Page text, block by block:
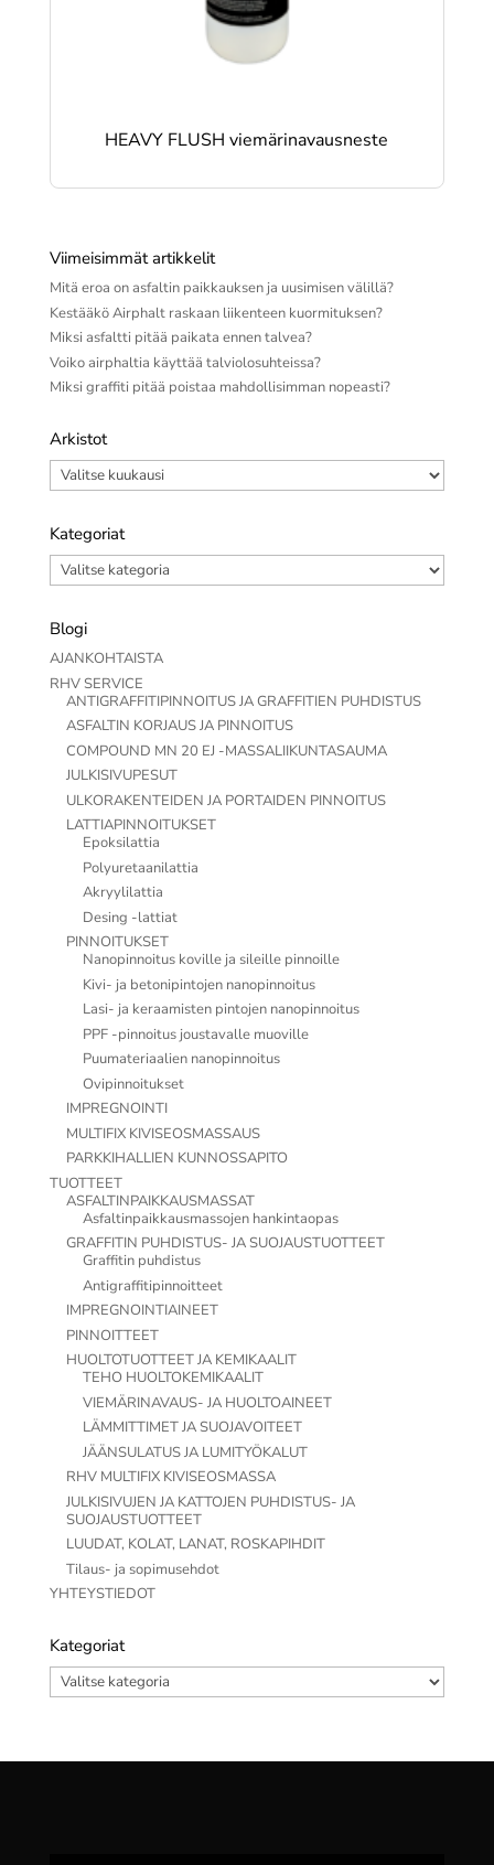
HEAVY FLUSH viemärinavausneste
Viimeisimmät artikkelit
Mitä eroa on asfaltin paikkauksen ja uusimisen välillä?
Kestääkö Airphalt raskaan liikenteen kuormituksen?
Miksi asfaltti pitää paikata ennen talvea?
Voiko airphaltia käyttää talviolosuhteissa?
Miksi graffiti pitää poistaa mahdollisimman nopeasti?
Arkistot
Arkistot
Kategoriat
Kategoriat
Blogi
AJANKOHTAISTA
RHV SERVICE
ANTIGRAFFITIPINNOITUS JA GRAFFITIEN PUHDISTUS
ASFALTIN KORJAUS JA PINNOITUS
COMPOUND MN 20 EJ -MASSALIIKUNTASAUMA
JULKISIVUPESUT
ULKORAKENTEIDEN JA PORTAIDEN PINNOITUS
LATTIAPINNOITUKSET
Epoksilattia
Polyuretaanilattia
Akryylilattia
Desing -lattiat
PINNOITUKSET
Nanopinnoitus koville ja sileille pinnoille
Kivi- ja betonipintojen nanopinnoitus
Lasi- ja keraamisten pintojen nanopinnoitus
PPF -pinnoitus joustavalle muoville
Puumateriaalien nanopinnoitus
Ovipinnoitukset
IMPREGNOINTI
MULTIFIX KIVISEOSMASSAUS
PARKKIHALLIEN KUNNOSSAPITO
TUOTTEET
ASFALTINPAIKKAUSMASSAT
Asfaltinpaikkausmassojen hankintaopas
GRAFFITIN PUHDISTUS- JA SUOJAUSTUOTTEET
Graffitin puhdistus
Antigraffitipinnoitteet
IMPREGNOINTIAINEET
PINNOITTEET
HUOLTOTUOTTEET JA KEMIKAALIT
TEHO HUOLTOKEMIKAALIT
VIEMÄRINAVAUS- JA HUOLTOAINEET
LÄMMITTIMET JA SUOJAVOITEET
JÄÄNSULATUS JA LUMITYÖKALUT
RHV MULTIFIX KIVISEOSMASSA
JULKISIVUJEN JA KATTOJEN PUHDISTUS- JA
SUOJAUSTUOTTEET
LUUDAT, KOLAT, LANAT, ROSKAPIHDIT
Tilaus- ja sopimusehdot
YHTEYSTIEDOT
Kategoriat
Kategoriat